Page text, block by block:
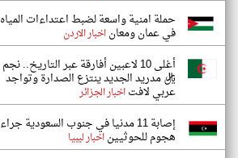
حملة امنية واسعة لضبط اعتداءات المياه
في عمان ومعاناخبار الاردن
أغلى 10 لاعبين أفارقة عبر التاريخ.. نجم
ريال مدريد الجديد ينتزع الصدارة وتواجد
عربي لافتاخبار الجزائر
إصابة 11 مدنيا في جنوب السعودية جراء
هجوم للحوثييناخبار ليبيا